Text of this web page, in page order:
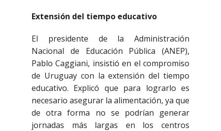
Extensión del tiempo educativo
El presidente de la Administración
Nacional de Educación Pública (ANEP),
Pablo Caggiani, insistió en el compromiso
de Uruguay con la extensión del tiempo
educativo. Explicó que para lograrlo es
necesario asegurar la alimentación, ya que
de otra forma no se podrían generar
jornadas más largas en los centros